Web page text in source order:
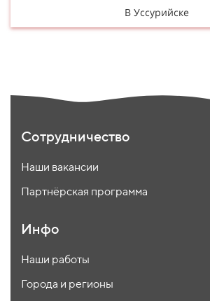
В Уссурийске
Сотрудничество
Наши вакансии
Партнёрская программа
Инфо
Наши работы
Города и регионы